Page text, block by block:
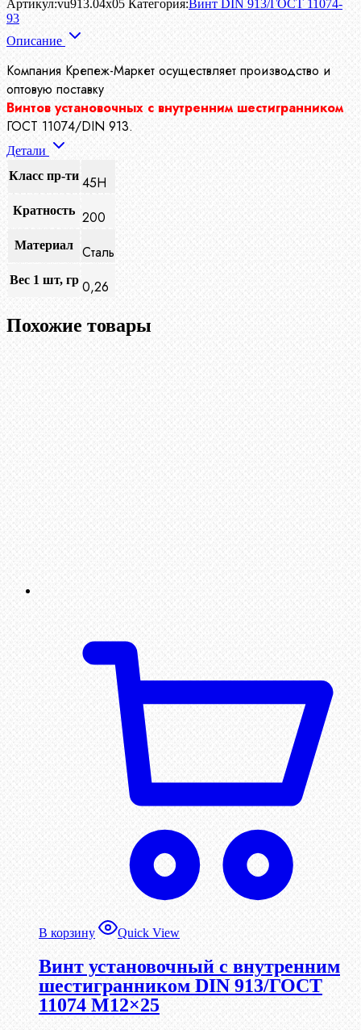
Артикул:vu913.04x05 Категория:Винт DIN 913/ГОСТ 11074-
93
Описание
Компания Крепеж-Маркет осуществляет производство и
оптовую поставку
Винтов установочных с внутренним шестигранником
ГОСТ 11074/DIN 913.
Детали
Класс пр-ти 45H
Кратность 200
Материал Сталь
Вес 1 шт, гр 0,26
Похожие товары
В корзину Quick View
Винт установочный с внутренним
шестигранником DIN 913/ГОСТ
11074 М12×25